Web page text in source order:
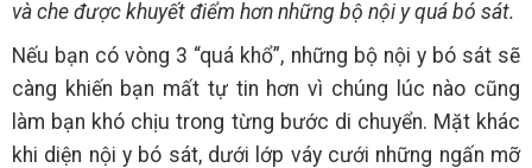
và che được khuyết điểm hơn những bộ nội y quá bó sát.
Nếu bạn có vòng 3 “quá khổ”, những bộ nội y bó sát sẽ
càng khiến bạn mất tự tin hơn vì chúng lúc nào cũng
làm bạn khó chịu trong từng bước di chuyển. Mặt khác
khi diện nội y bó sát, dưới lớp váy cưới những ngấn mỡ